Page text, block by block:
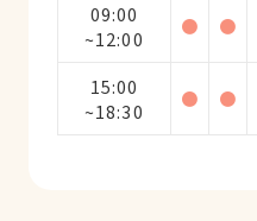
09:00
~12:00
● ●
15:00
~18:30
● ●